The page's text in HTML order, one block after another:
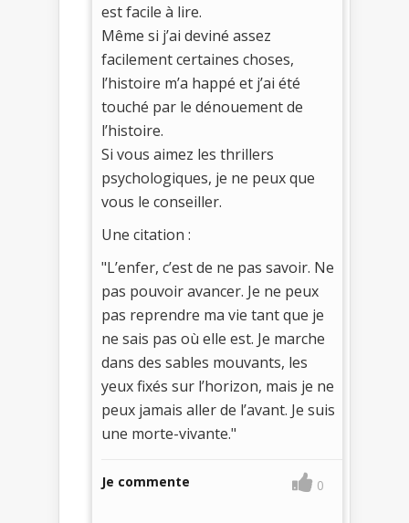
est facile à lire.
Même si j’ai deviné assez
facilement certaines choses,
l’histoire m’a happé et j’ai été
touché par le dénouement de
l’histoire.
Si vous aimez les thrillers
psychologiques, je ne peux que
vous le conseiller.
Une citation :
"L’enfer, c’est de ne pas savoir. Ne
pas pouvoir avancer. Je ne peux
pas reprendre ma vie tant que je
ne sais pas où elle est. Je marche
dans des sables mouvants, les
yeux fixés sur l’horizon, mais je ne
peux jamais aller de l’avant. Je suis
une morte-vivante."
Je commente 0